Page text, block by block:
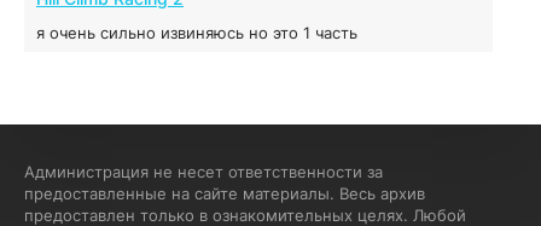
я очень сильно извиняюсь но это 1 часть
если эта для пс а не для пк какого лешего вы пишите
на пк !!!!! Сука ебланойды космические вы напишите
Администрация не несет ответственности за
предоставленные на сайте материалы. Весь архив
предоставлен только в ознакомительных целях. Любой